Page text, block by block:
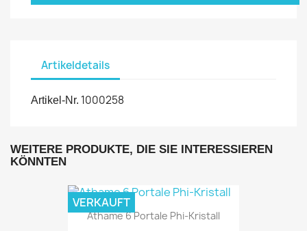
Artikeldetails
Artikel-Nr. 1000258
WEITERE PRODUKTE, DIE SIE INTERESSIEREN
KÖNNTEN
Athame 6 Portale Phi-Kristall
VERKAUFT